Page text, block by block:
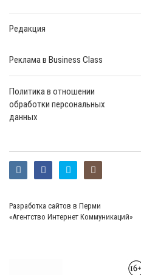
Редакция
Реклама в Business Class
Политика в отношении
обработки персональных
данных
Разработка сайтов в Перми
«Агентство Интернет Коммуникаций»